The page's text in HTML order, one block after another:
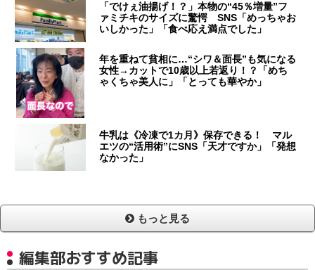
「でけぇ油揚げ！？」本物の“45％増量”フ
ァミチキのサイズに驚愕 SNS「めっちゃお
いしかった」「食べ応え満点でした」
年を重ねて貧相に…“シワ＆面長”も気になる
女性→カットで10歳以上若返り！？「めち
ゃくちゃ美人に」「とっても華やか」
牛乳は《冷凍で1カ月》保存できる！ マル
エツの“活用術”にSNS「天才ですか」「発想
なかった」
もっと見る
編集部おすすめ記事